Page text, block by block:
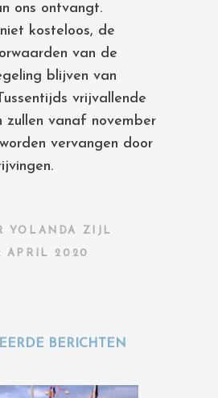
ons ontvangt.
kosteloos, de
van de
blijven van
vrijvallende
zullen vanaf november
vervangen door
YOLANDA ZIJL
APRIL 2020
BERICHTEN